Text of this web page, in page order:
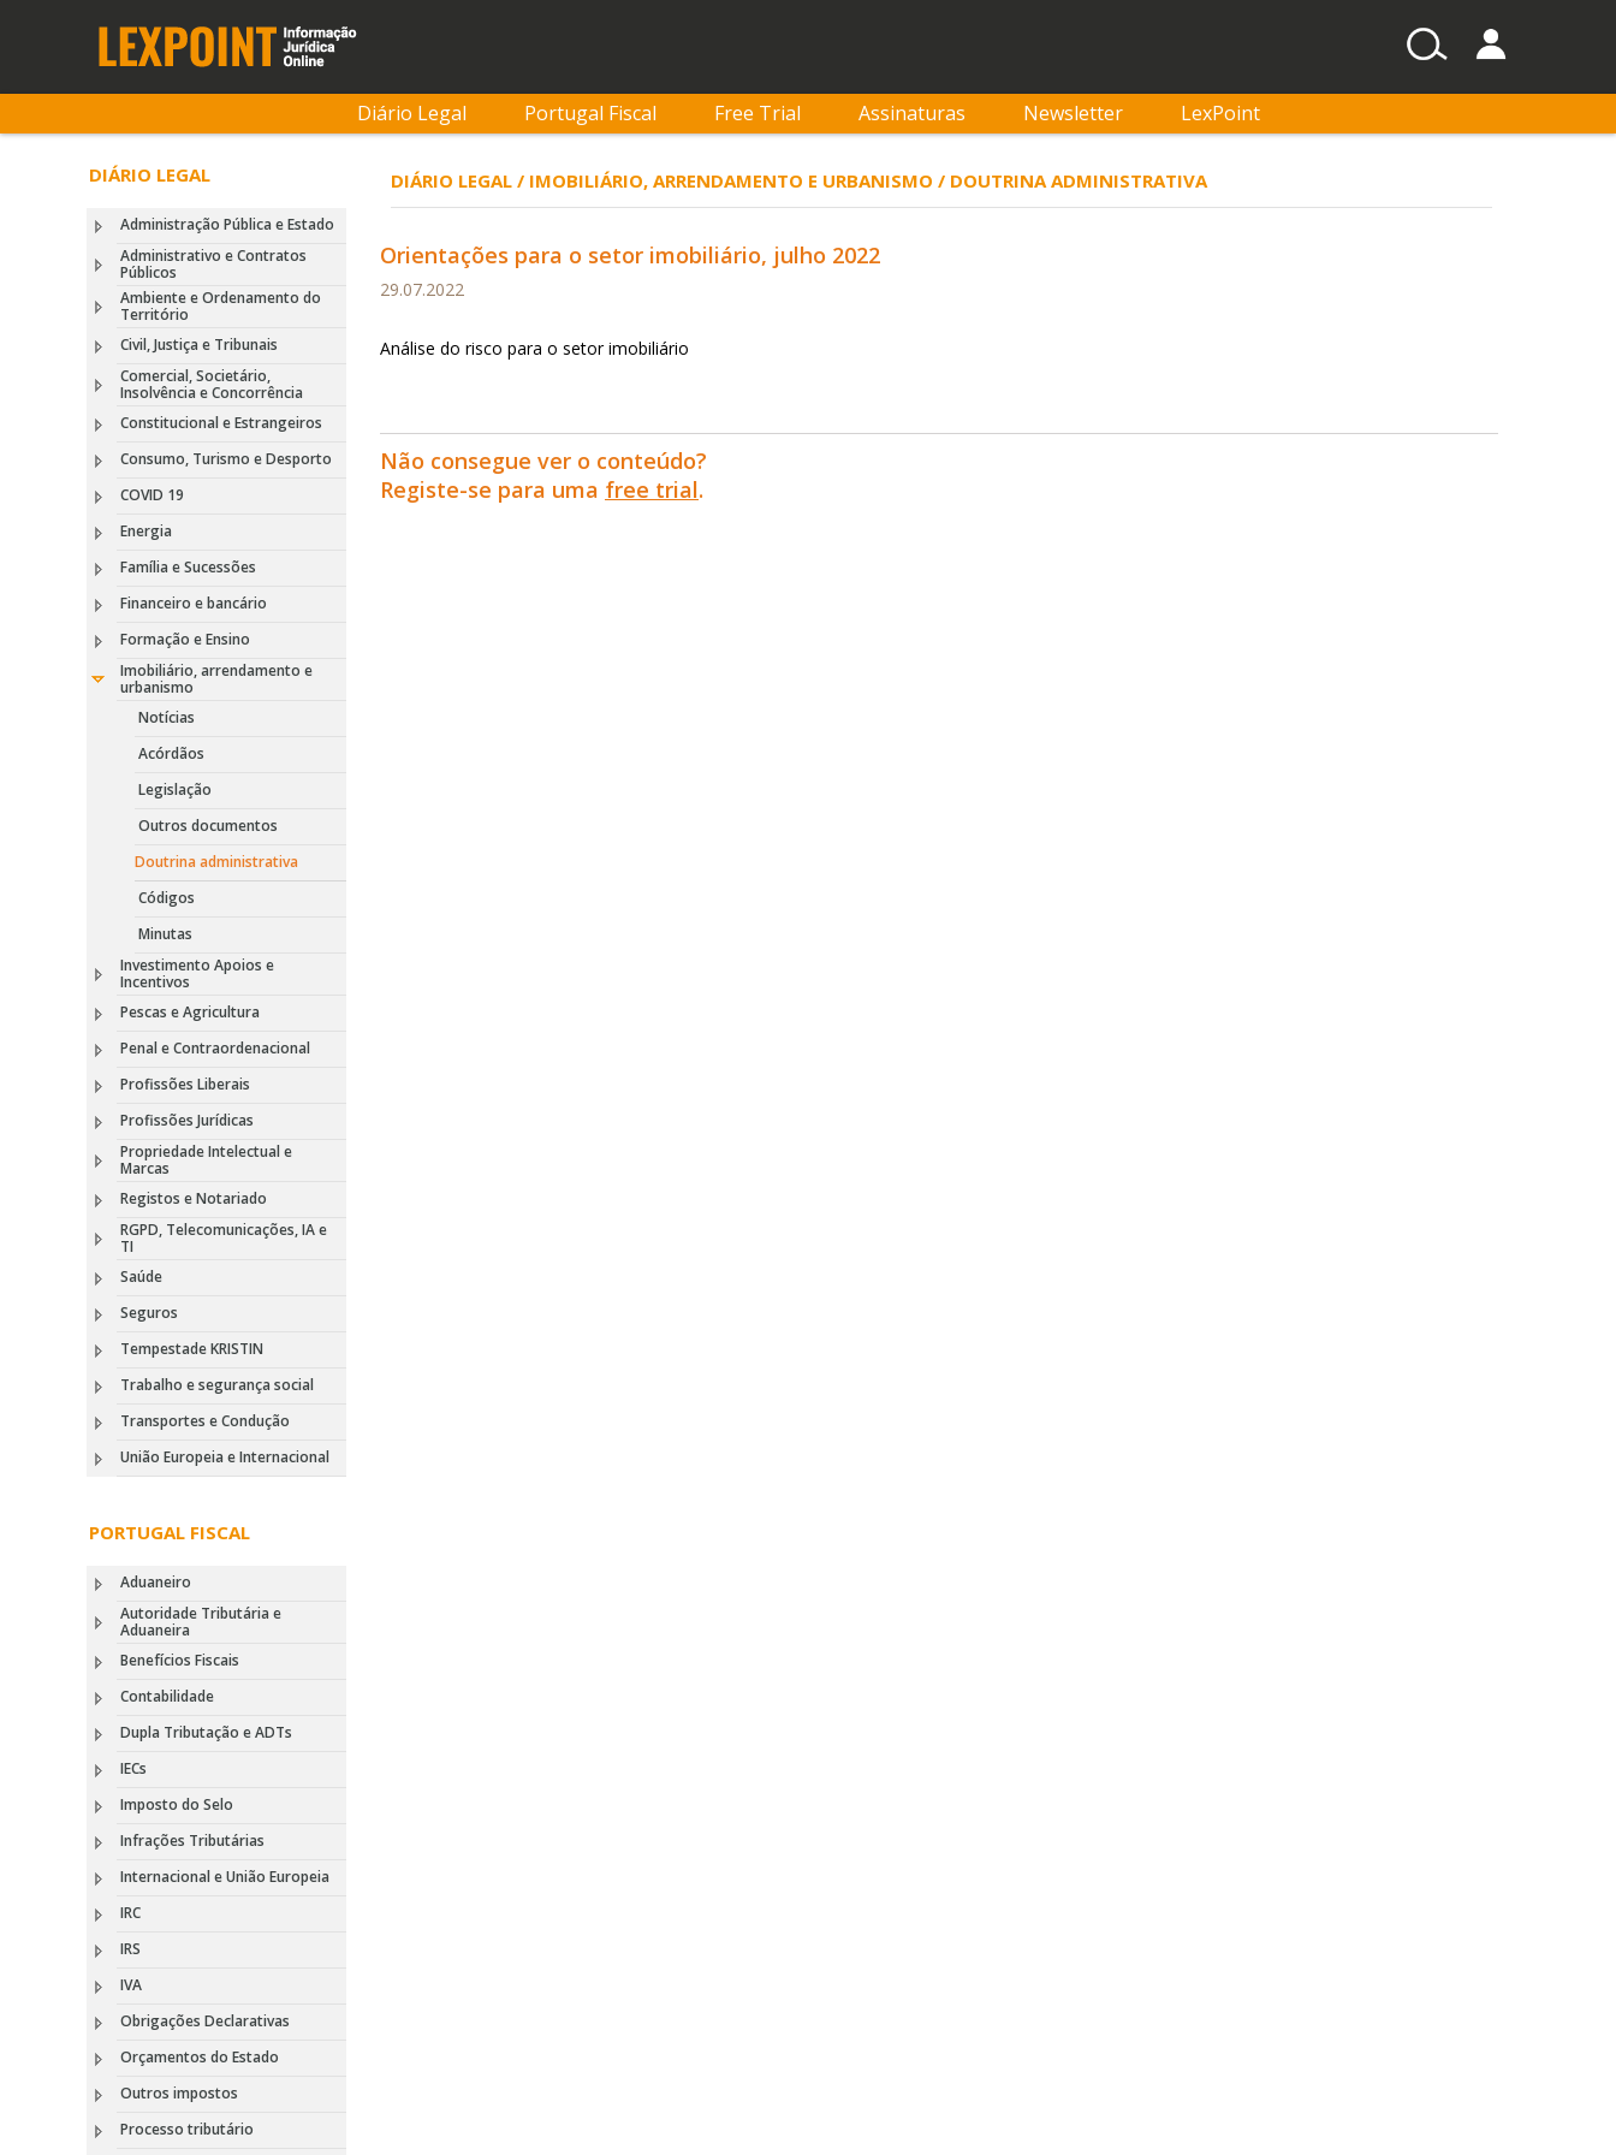
Diário Legal Portugal Fiscal Free Trial Assinaturas Newsletter LexPoint
DIÁRIO LEGAL
Administração Pública e Estado
Administrativo e Contratos
Públicos
Ambiente e Ordenamento do
Território
Civil, Justiça e Tribunais
Comercial, Societário,
Insolvência e Concorrência
Constitucional e Estrangeiros
Consumo, Turismo e Desporto
COVID 19
Energia
Família e Sucessões
Financeiro e bancário
Formação e Ensino
Imobiliário, arrendamento e
urbanismo
Notícias
Acórdãos
Legislação
Outros documentos
Doutrina administrativa
Códigos
Minutas
Investimento Apoios e
Incentivos
Pescas e Agricultura
Penal e Contraordenacional
Profissões Liberais
Profissões Jurídicas
Propriedade Intelectual e
Marcas
Registos e Notariado
RGPD, Telecomunicações, IA e
TI
Saúde
Seguros
Tempestade KRISTIN
Trabalho e segurança social
Transportes e Condução
União Europeia e Internacional
PORTUGAL FISCAL
Aduaneiro
Autoridade Tributária e
Aduaneira
Benefícios Fiscais
Contabilidade
Dupla Tributação e ADTs
IECs
Imposto do Selo
Infrações Tributárias
Internacional e União Europeia
IRC
IRS
IVA
Obrigações Declarativas
Orçamentos do Estado
Outros impostos
Processo tributário
DIÁRIO LEGAL / IMOBILIÁRIO, ARRENDAMENTO E URBANISMO / DOUTRINA ADMINISTRATIVA
Orientações para o setor imobiliário, julho 2022
29.07.2022
Análise do risco para o setor imobiliário
Não consegue ver o conteúdo?
Registe-se para uma free trial.